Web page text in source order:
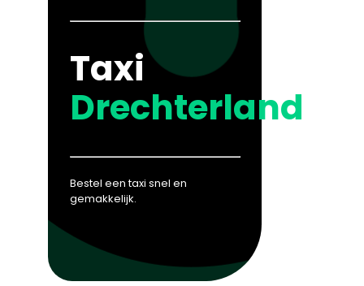
Taxi
Drechterland
Bestel een taxi snel en
gemakkelijk.